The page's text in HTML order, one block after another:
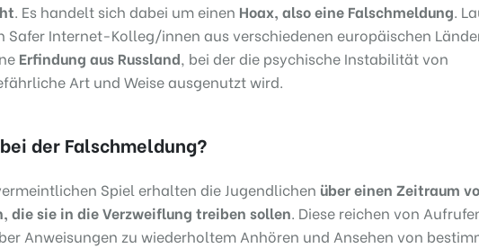
. Es handelt sich dabei um einen Hoax, also eine Falschmeldung.
Safer Internet-Kolleg/innen aus verschiedenen europäischen
Erfindung aus Russland, bei der die psychische Instabilität von
Art und Weise ausgenutzt wird.
der Falschmeldung?
Spiel erhalten die Jugendlichen über einen Zeitraum
die sie in die Verzweiflung treiben sollen. Diese reichen von
Anweisungen zu wiederholtem Anhören und Ansehen von